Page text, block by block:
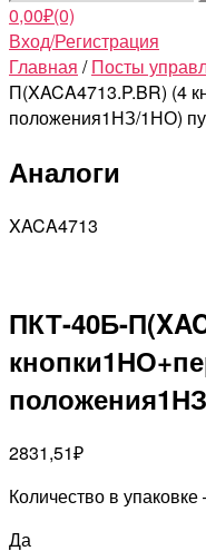
0,00₽(0)
Вход/Регистрация
Главная /Посты
П(XACA4713.P.BR) (4
положения1НЗ/1НО)
Аналоги
XACA4713
ПКТ-40Б-
2831,51₽
Количество в
Да